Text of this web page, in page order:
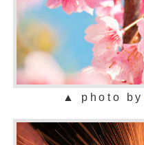
▲ photo by